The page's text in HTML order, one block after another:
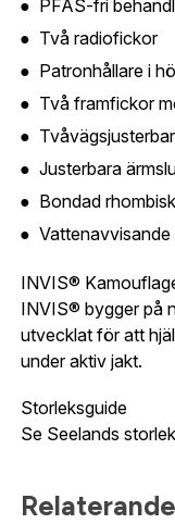
PFAS-fri
Två radiofickor
Patronhållare i
Två framfickor
Justerbara
Bondad
Vattenavvisande
INVIS®
INVIS® bygger på
utvecklat för att
under aktiv jakt.
Storleksguide
Se Seelands
översikt över
uppgifter.
Är du en
oss så hjälper
Land:*
E-post:*
Jag godkänner
GESABs
Skicka